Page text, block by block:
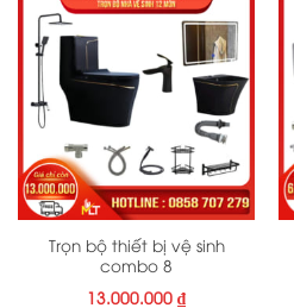
Trọn bộ thiết bị vệ sinh
combo 8
13.000.000 ₫